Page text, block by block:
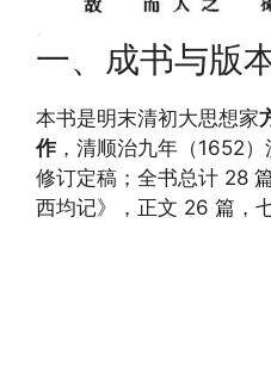
一、成书与版
本书是明末清初大思想家
作，清顺治九年（1652
修订定稿；全书总计 28
西均记》，正文 26 篇，